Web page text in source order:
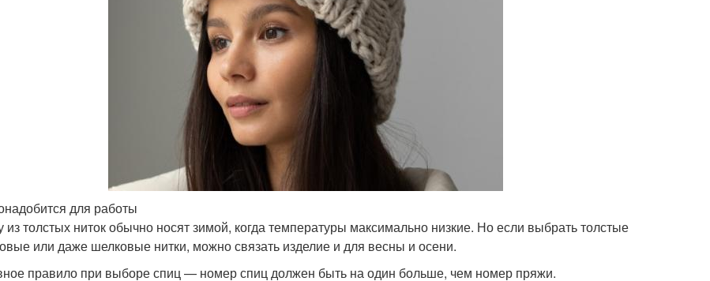
для работы
из толстых ниток обычно носят зимой, когда температуры максимально низкие. Но если выбрать толстые
или даже шелковые нитки, можно связать изделие и для весны и осени.
правило при выборе спиц — номер спиц должен быть на один больше, чем номер пряжи.